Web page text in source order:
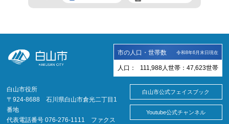
市の人口・世帯数 令和8年6月末日現在
人口： 111,988 人 世帯： 47,623世帯
白山市役所
〒924-8688 石川県白山市倉光二丁目1
番地
代表電話番号 076-276-1111 ファクス
白山市公式フェイスブック
Youtube公式チャンネル